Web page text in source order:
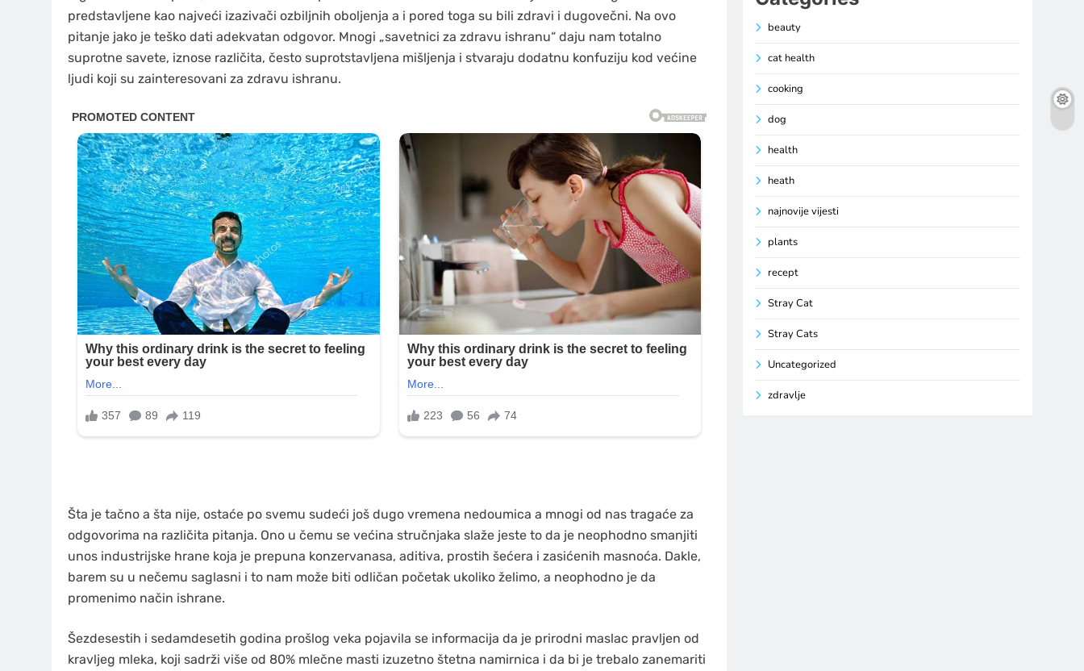
predstavljene kao najveći izazivači ozbiljnih oboljenja a i pored toga su bili zdravi i dugovečni. Na ovo
pitanje jako je teško dati adekvatan odgovor. Mnogi „savetnici za zdravu ishranu“ daju nam totalno
suprotne savete, iznose različita, često suprotstavljena mišljenja i stvaraju dodatnu konfuziju kod većine
ljudi koji su zainteresovani za zdravu ishranu.
Šta je tačno a šta nije, ostaće po svemu sudeći još dugo vremena nedoumica a mnogi od nas tragaće za
odgovorima na različita pitanja. Ono u čemu se većina stručnjaka slaže jeste to da je neophodno smanjiti
unos industrijske hrane koja je prepuna konzervanasa, aditiva, prostih šećera i zasićenih masnoća. Dakle,
barem su u nečemu saglasni i to nam može biti odličan početak ukoliko želimo, a neophodno je da
promenimo način ishrane.
Šezdesestih i sedamdesetih godina prošlog veka pojavila se informacija da je prirodni maslac pravljen od
kravljeg mleka, koji sadrži više od 80% mlečne masti izuzetno štetna namirnica i da bi je trebalo zanemariti
beauty
cat health
cooking
dog
health
heath
najnovije vijesti
plants
recept
Stray Cat
Stray Cats
Uncategorized
zdravlje